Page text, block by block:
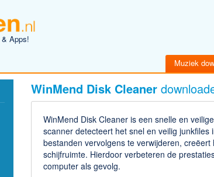
Apps!
Muziek
WinMend Disk Cleaner
WinMend Disk Cleaner is een snelle en
scanner detecteert het snel en veilig junkfiles
bestanden vervolgens te verwijderen,
schijfruimte. Hierdoor verbeteren de
computer als gevolg.